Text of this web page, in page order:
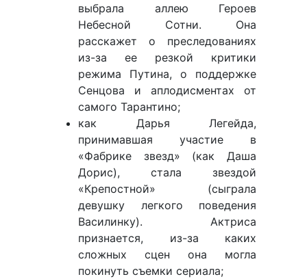
выбрала аллею Героев
Небесной Сотни. Она
расскажет о преследованиях
из-за ее резкой критики
режима Путина, о поддержке
Сенцова и аплодисментах от
самого Тарантино;
как Дарья Легейда,
принимавшая участие в
«Фабрике звезд» (как Даша
Дорис), стала звездой
«Крепостной» (сыграла
девушку легкого поведения
Василинку). Актриса
признается, из-за каких
сложных сцен она могла
покинуть съемки сериала;